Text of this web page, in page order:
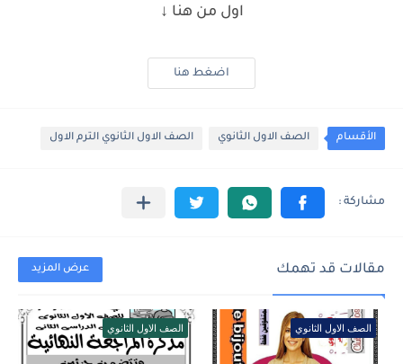
اول من هنا ↓
اضغط هنا
الأقسام الصف الاول الثانوي الصف الاول الثانوي الترم الاول
مقالات قد تهمك عرض المزيد
الصف الاول الثانوي الصف الاول الثانوي